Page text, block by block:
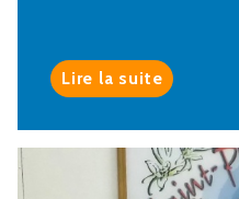
Lire la suite